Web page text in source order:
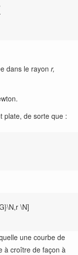
dans le rayon r,
plate, de sorte que :
\N]
une courbe de
à croître de façon à